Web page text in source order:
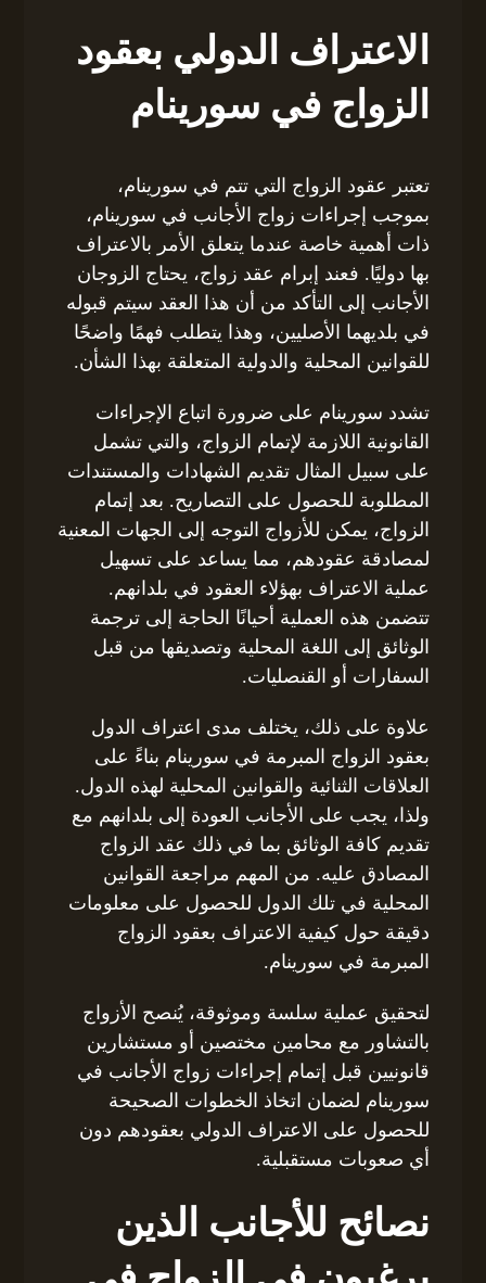
الاعتراف الدولي بعقود
الزواج في سورينام
تعتبر عقود الزواج التي تتم في سورينام،
بموجب إجراءات زواج الأجانب في سورينام،
ذات أهمية خاصة عندما يتعلق الأمر بالاعتراف
بها دوليًا. فعند إبرام عقد زواج، يحتاج الزوجان
الأجانب إلى التأكد من أن هذا العقد سيتم قبوله
في بلديهما الأصليين، وهذا يتطلب فهمًا واضحًا
للقوانين المحلية والدولية المتعلقة بهذا الشأن.
تشدد سورينام على ضرورة اتباع الإجراءات
القانونية اللازمة لإتمام الزواج، والتي تشمل
على سبيل المثال تقديم الشهادات والمستندات
المطلوبة للحصول على التصاريح. بعد إتمام
الزواج، يمكن للأزواج التوجه إلى الجهات المعنية
لمصادقة عقودهم، مما يساعد على تسهيل
عملية الاعتراف بهؤلاء العقود في بلدانهم.
تتضمن هذه العملية أحيانًا الحاجة إلى ترجمة
الوثائق إلى اللغة المحلية وتصديقها من قبل
السفارات أو القنصليات.
علاوة على ذلك، يختلف مدى اعتراف الدول
بعقود الزواج المبرمة في سورينام بناءً على
العلاقات الثنائية والقوانين المحلية لهذه الدول.
ولذا، يجب على الأجانب العودة إلى بلدانهم مع
تقديم كافة الوثائق بما في ذلك عقد الزواج
المصادق عليه. من المهم مراجعة القوانين
المحلية في تلك الدول للحصول على معلومات
دقيقة حول كيفية الاعتراف بعقود الزواج
المبرمة في سورينام.
لتحقيق عملية سلسة وموثوقة، يُنصح الأزواج
بالتشاور مع محامين مختصين أو مستشارين
قانونيين قبل إتمام إجراءات زواج الأجانب في
سورينام لضمان اتخاذ الخطوات الصحيحة
للحصول على الاعتراف الدولي بعقودهم دون
أي صعوبات مستقبلية.
نصائح للأجانب الذين